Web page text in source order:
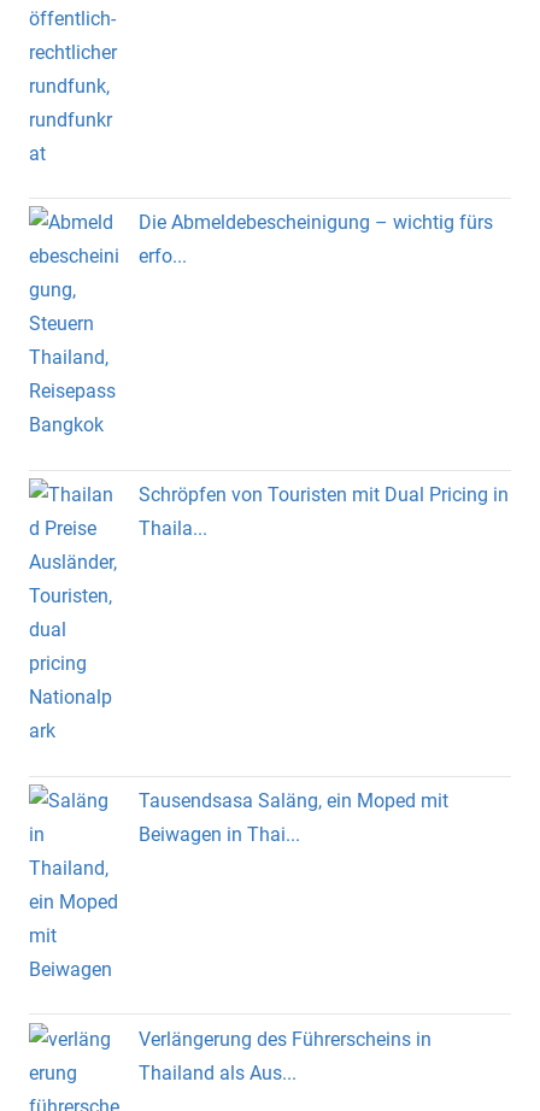
Die Abmeldebescheinigung – wichtig fürs
erfo...
Schröpfen von Touristen mit Dual Pricing in
Thaila...
Tausendsasa Saläng, ein Moped mit
Beiwagen in Thai...
Verlängerung des Führerscheins in
Thailand als Aus...